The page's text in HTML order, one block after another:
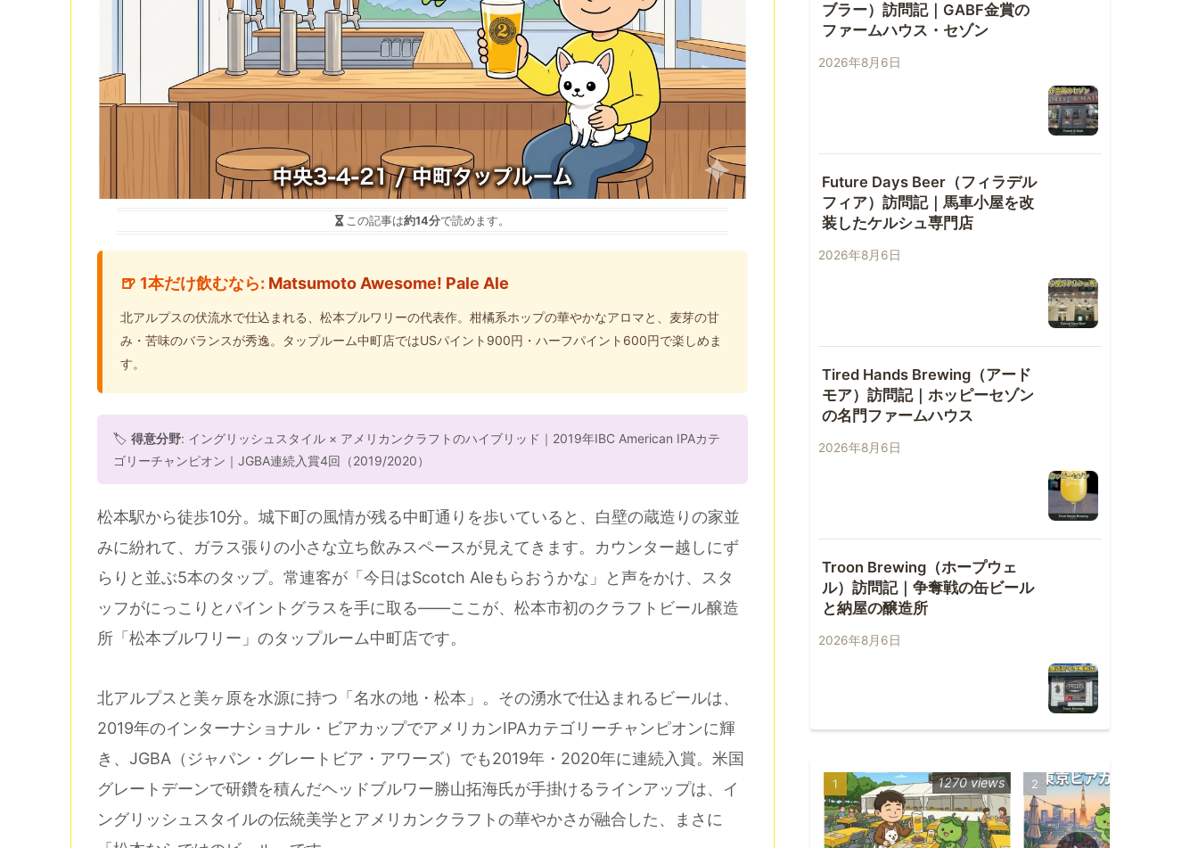
この記事は約14分で読めます。
🍺 1本だけ飲むなら: Matsumoto Awesome! Pale Ale
北アルプスの伏流水で仕込まれる、松本ブルワリーの代表作。柑橘系ホップの華やかなアロマと、麦芽の甘
み・苦味のバランスが秀逸。タップルーム中町店ではUSパイント900円・ハーフパイント600円で楽しめま
す。
🏷️ 得意分野: イングリッシュスタイル × アメリカンクラフトのハイブリッド｜2019年IBC American IPAカテ
ゴリーチャンピオン｜JGBA連続入賞4回（2019/2020）
松本駅から徒歩10分。城下町の風情が残る中町通りを歩いていると、白壁の蔵造りの家並
みに紛れて、ガラス張りの小さな立ち飲みスペースが見えてきます。カウンター越しにず
らりと並ぶ5本のタップ。常連客が「今日はScotch Aleもらおうかな」と声をかけ、スタ
ッフがにっこりとパイントグラスを手に取る——ここが、松本市初のクラフトビール醸造
所「松本ブルワリー」のタップルーム中町店です。
北アルプスと美ヶ原を水源に持つ「名水の地・松本」。その湧水で仕込まれるビールは、
2019年のインターナショナル・ビアカップでアメリカンIPAカテゴリーチャンピオンに輝
き、JGBA（ジャパン・グレートビア・アワーズ）でも2019年・2020年に連続入賞。米国
グレートデーンで研鑽を積んだヘッドブルワー勝山拓海氏が手掛けるラインアップは、イ
ングリッシュスタイルの伝統美学とアメリカンクラフトの華やかさが融合した、まさに
ブラー）訪問記｜GABF金賞の
ファームハウス・セゾン
2026年8月6日
Future Days Beer（フィラデル
フィア）訪問記｜馬車小屋を改
装したケルシュ専門店
2026年8月6日
Tired Hands Brewing（アード
モア）訪問記｜ホッピーセゾン
の名門ファームハウス
2026年8月6日
Troon Brewing（ホープウェ
ル）訪問記｜争奪戦の缶ビール
と納屋の醸造所
2026年8月6日
1270 views